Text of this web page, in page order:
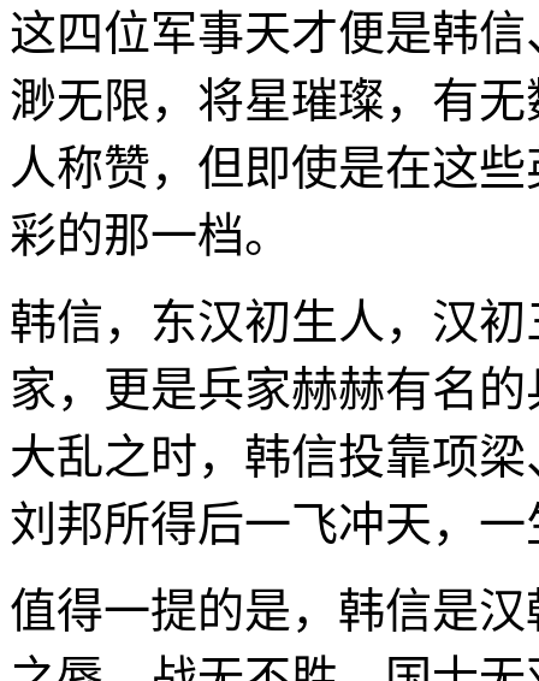
这四位军事天才便是韩
渺无限，将星璀璨，有
人称赞，但即使是在这
彩的那一档。
韩信，东汉初生人，汉
家，更是兵家赫赫有名
大乱之时，韩信投靠项
刘邦所得后一飞冲天，
值得一提的是，韩信是